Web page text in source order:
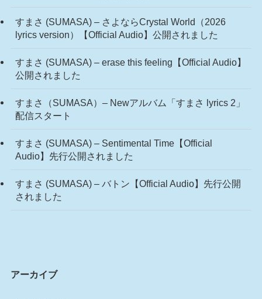
すまさ (SUMASA) – さよならCrystal World（2026
lyrics version）【Official Audio】公開されました
すまさ (SUMASA) – erase this feeling【Official Audio】
公開されました
すまさ（SUMASA）– Newアルバム「すまさ lyrics 2」
配信スタート
すまさ (SUMASA) – Sentimental Time【Official
Audio】先行公開されました
すまさ (SUMASA) – バトン【Official Audio】先行公開
されました
アーカイブ